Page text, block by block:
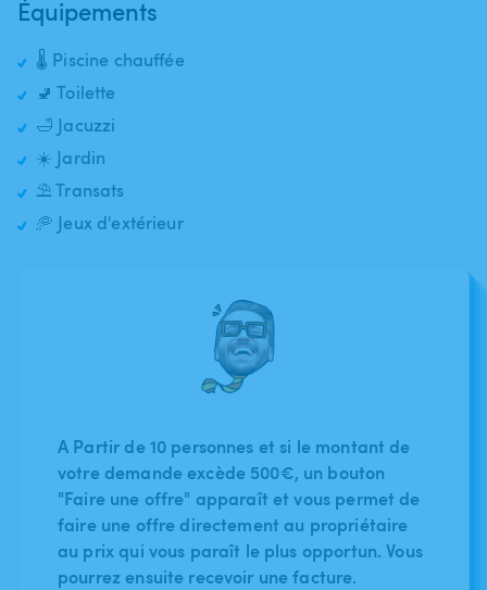
Équipements
🌡️ Piscine chauffée
🚽 Toilette
🛁 Jacuzzi
☀️ Jardin
⛱️ Transats
🥏 Jeux d'extérieur
A Partir de 10 personnes et si le montant de
votre demande excède 500€, un bouton
"Faire une offre" apparaît et vous permet de
faire une offre directement au propriétaire
au prix qui vous paraît le plus opportun. Vous
pourrez ensuite recevoir une facture.